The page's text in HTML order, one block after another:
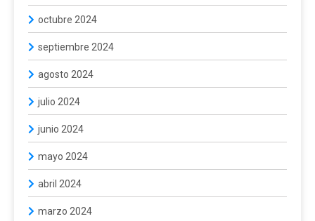
octubre 2024
septiembre 2024
agosto 2024
julio 2024
junio 2024
mayo 2024
abril 2024
marzo 2024